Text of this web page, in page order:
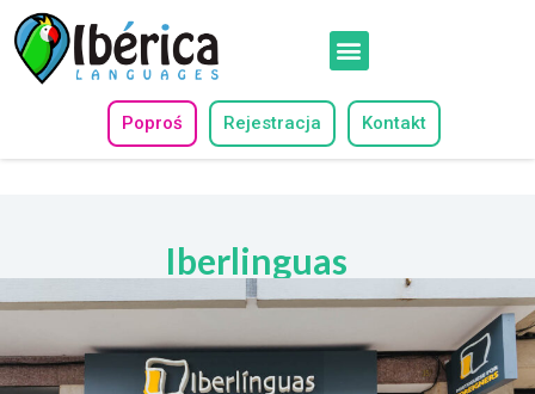
Poproś Rejestracja Kontakt
Iberlinguas